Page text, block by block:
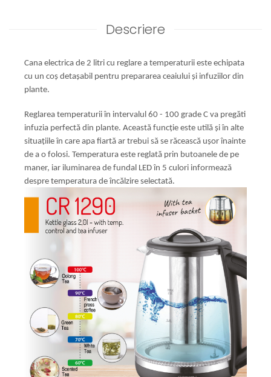
Descriere
Cana electrica de 2 litri cu reglare a temperaturii este echipata
cu un coș detașabil pentru prepararea ceaiului și infuziilor din
plante.
Reglarea temperaturii în intervalul 60 - 100 grade C va pregăti
infuzia perfectă din plante. Această funcție este utilă și în alte
situațiile în care apa fiartă ar trebui să se răcească ușor înainte
de a o folosi. Temperatura este reglată prin butoanele de pe
maner, iar iluminarea de fundal LED în 5 culori informează
despre temperatura de încălzire selectată.